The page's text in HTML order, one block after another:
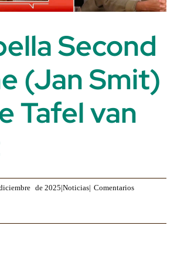
Second
(Jan Smit)
Tafel van
de 2025|Noticias| Comentarios